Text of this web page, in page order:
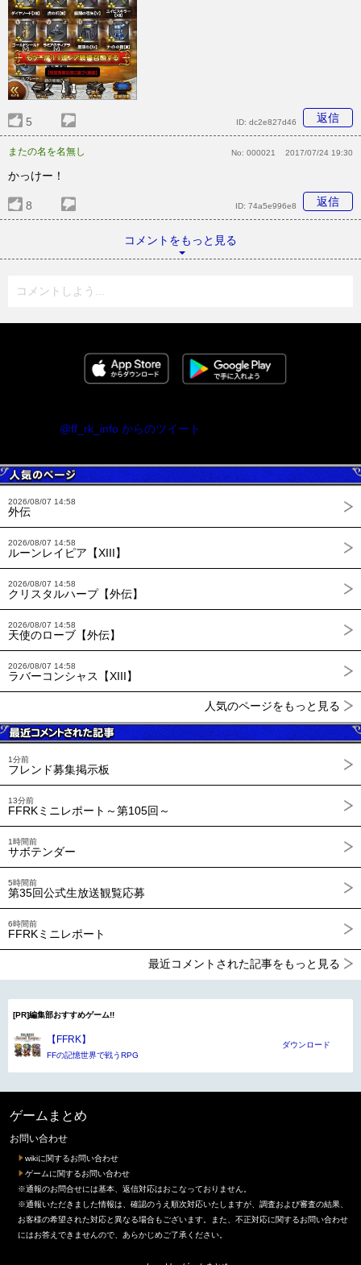
5 返信
ID: dc2e827d46
またの名を名無し No: 000021 2017/07/24 19:30
かっけー！
8 返信
ID: 74a5e996e8
コメントをもっと見る
コメントしよう...
@ff_rk_info からのツイート
2026/08/07 14:58
外伝
2026/08/07 14:58
ルーンレイピア【XIII】
2026/08/07 14:58
クリスタルハープ【外伝】
2026/08/07 14:58
天使のローブ【外伝】
2026/08/07 14:58
ラバーコンシャス【XIII】
人気のページをもっと見る
1分前
フレンド募集掲示板
13分前
FFRKミニレポート～第105回～
1時間前
サボテンダー
5時間前
第35回公式生放送観覧応募
6時間前
FFRKミニレポート
最近コメントされた記事をもっと見る
[PR]編集部おすすめゲーム!!
【FFRK】
FFの記憶世界で戦うRPG
ダウンロード
ゲームまとめ
お問い合わせ
wikiに関するお問い合わせ
ゲームに関するお問い合わせ
※通報のお問合せには基本、返信対応はおこなっておりません。
※通報いただきました情報は、確認のうえ順次対応いたしますが、調査および審査の結果、
お客様の希望された対応と異なる場合もございます。また、不正対応に関するお問い合わせ
にはお答えできませんので、あらかじめご了承ください。